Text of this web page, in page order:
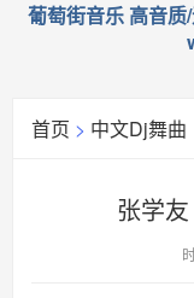
葡萄街音乐 高音
首页 > 中文Dj舞曲
张学